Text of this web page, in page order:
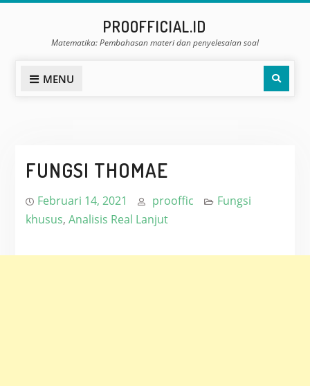
PROOFFICIAL.ID
Matematika: Pembahasan materi dan penyelesaian soal
MENU
FUNGSI THOMAE
Februari 14, 2021 prooffic
Fungsi
khusus, Analisis Real Lanjut